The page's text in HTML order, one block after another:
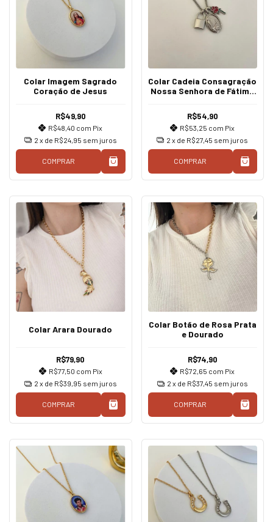
Colar Imagem Sagrado
Coração de Jesus
R$49,90
R$48,40 com Pix
2 x de R$24,95 sem juros
COMPRAR
Colar Cadeia Consagração
Nossa Senhora de Fátima
R$54,90
R$53,25 com Pix
2 x de R$27,45 sem juros
COMPRAR
Colar Arara Dourado
R$79,90
R$77,50 com Pix
2 x de R$39,95 sem juros
COMPRAR
Colar Botão de Rosa Prata
e Dourado
R$74,90
R$72,65 com Pix
2 x de R$37,45 sem juros
COMPRAR